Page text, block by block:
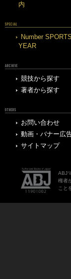
内
SPECIAL
Number
YEAR
ARCHIVE
競技から探す
著者から探す
OTHERS
お問い合わせ
動画・バナー広
サイトマップ
ABJ
権者
こと